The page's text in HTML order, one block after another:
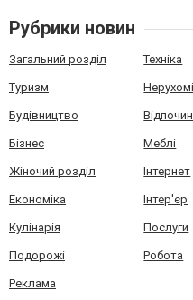
Рубрики новин
Загальний розділ Техніка
Туризм
Будівництво
Бізнес Меблі
Жіночий розділ Інтернет
Економіка Інтер'єр
Кулінарія Послуги
Подорожі Робота
Реклама